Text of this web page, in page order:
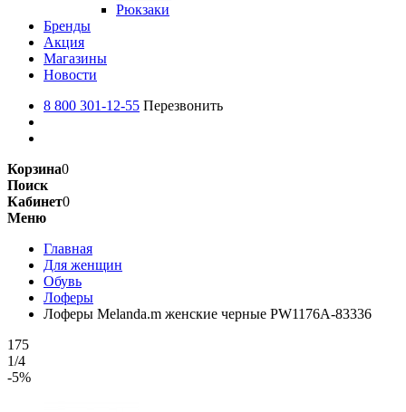
Рюкзаки
Бренды
Акция
Магазины
Новости
8 800 301-12-55 Перезвонить
Корзина0
Поиск
Кабинет0
Меню
Главная
Для женщин
Обувь
Лоферы
Лоферы Melanda.m женские черные PW1176A-83336
175
1/4
-5%